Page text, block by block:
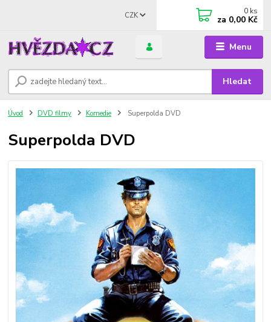
Menu
CZK
Hledat
0 ks
za 0,00 Kč
Úvod DVD filmy Komedie Superpolda DVD
Superpolda DVD